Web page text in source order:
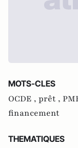
MOTS-CLES
OCDE , prêt ,
financement
THEMATIQUES